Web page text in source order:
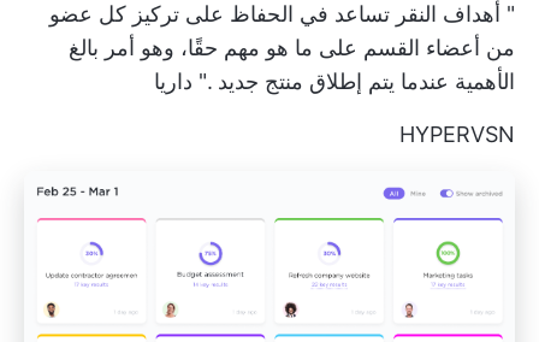
" أهداف النقر تساعد في الحفاظ على تركيز كل عضو
من أعضاء القسم على ما هو مهم حقًا، وهو أمر بالغ
الأهمية عندما يتم إطلاق منتج جديد ." داريا
HYPERVSN